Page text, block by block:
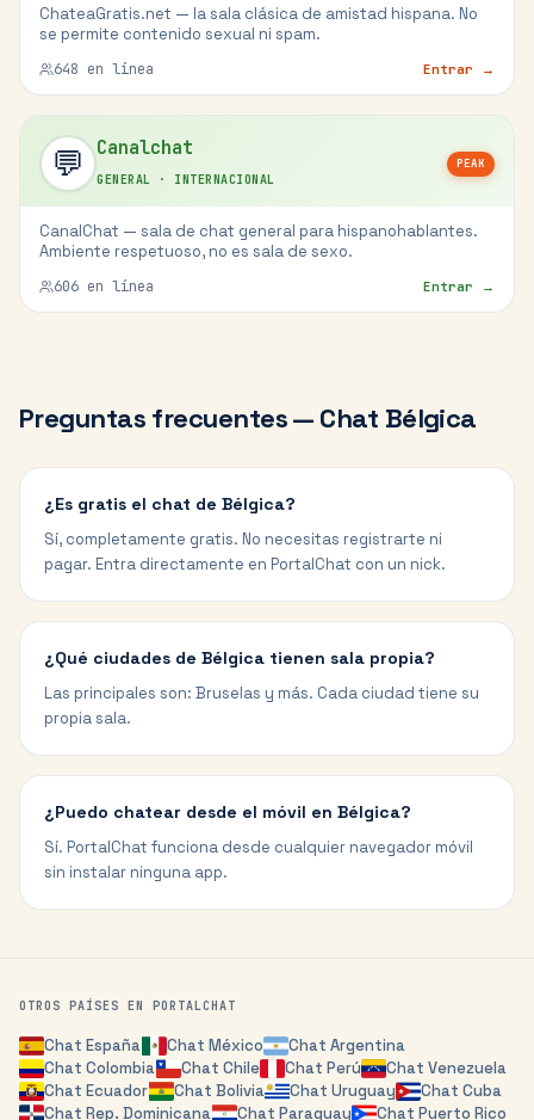
ChateaGratis.net — la sala clásica de amistad hispana. No
se permite contenido sexual ni spam.
648 en línea Entrar →
💬 Canalchat
GENERAL · INTERNACIONAL
PEAK
CanalChat — sala de chat general para hispanohablantes.
Ambiente respetuoso, no es sala de sexo.
606 en línea Entrar →
Preguntas frecuentes — Chat Bélgica
¿Es gratis el chat de Bélgica?
Sí, completamente gratis. No necesitas registrarte ni
pagar. Entra directamente en PortalChat con un nick.
¿Qué ciudades de Bélgica tienen sala propia?
Las principales son: Bruselas y más. Cada ciudad tiene su
propia sala.
¿Puedo chatear desde el móvil en Bélgica?
Sí. PortalChat funciona desde cualquier navegador móvil
sin instalar ninguna app.
OTROS PAÍSES EN PORTALCHAT
ChatEspaña Chat México Chat Argentina
ChatColombia Chat Chile Chat Perú ChatVenezuela
ChatEcuador Chat Bolivia Chat Uruguay ChatCuba
ChatRep. Dominicana Chat Paraguay Chat Puerto Rico